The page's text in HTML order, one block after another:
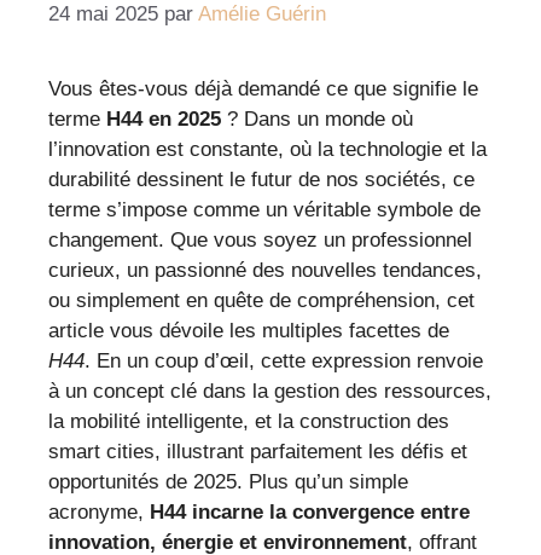
24 mai 2025 par Amélie Guérin
Vous êtes-vous déjà demandé ce que signifie le
terme H44 en 2025 ? Dans un monde où
l’innovation est constante, où la technologie et la
durabilité dessinent le futur de nos sociétés, ce
terme s’impose comme un véritable symbole de
changement. Que vous soyez un professionnel
curieux, un passionné des nouvelles tendances,
ou simplement en quête de compréhension, cet
article vous dévoile les multiples facettes de
H44. En un coup d’œil, cette expression renvoie
à un concept clé dans la gestion des ressources,
la mobilité intelligente, et la construction des
smart cities, illustrant parfaitement les défis et
opportunités de 2025. Plus qu’un simple
acronyme, H44 incarne la convergence entre
innovation, énergie et environnement, offrant